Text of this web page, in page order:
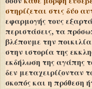
στηρίζεται στις δύο
εφαρμογής τους
περιστάσεις, τα
βλέπουμε την
στην ιστορία της
εκδήλωση της αγάπης
δεν μεταχειρίζονταν
σκοπός και η πρόθεση